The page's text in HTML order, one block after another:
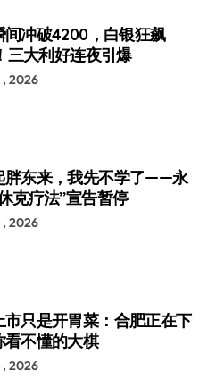
间冲破4200，白银狂飙
三大利好连夜引爆
, 2026
胖东来，我先不学了——永
克疗法”宣告暂停
, 2026
市只是开胃菜：合肥正在下
看不懂的大棋
, 2026